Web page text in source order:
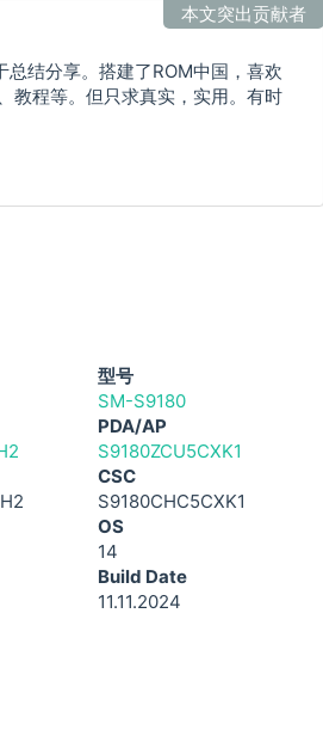
本文突出贡献者
结分享。搭建了ROM中国，喜欢
教程等。但只求真实，实用。有时
型号
SM-S9180
PDA/AP
S9180ZCU5CXK1
CSC
S9180CHC5CXK1
OS
14
Build Date
11.11.2024